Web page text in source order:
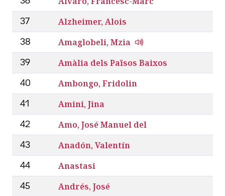
37 Alzheimer, Alois
38 Amaglobeli, Mzia
39 Amàlia dels Països Baixos
40 Ambongo, Fridolin
41 Amini, Jina
42 Amo, José Manuel del
43 Anadón, Valentín
44 Anastasi
45 Andrés, José